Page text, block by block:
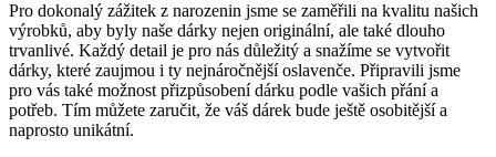
Pro dokonalý zážitek z ‌narozenin⁤ jsme ⁤se zaměřili na ‍kvalitu našich
výrobků,‍ aby byly naše dárky​ nejen originální, ale také dlouho
⁤trvanlivé. Každý detail je pro nás důležitý a ​snažíme se vytvořit‍
dárky, které zaujmou i ty nejnáročnější oslavenče. Připravili jsme
pro vás⁢ také možnost ‍přizpůsobení dárku podle‌ vašich přání a
potřeb. Tím můžete zaručit, že váš dárek bude ještě osobitější a
naprosto unikátní.